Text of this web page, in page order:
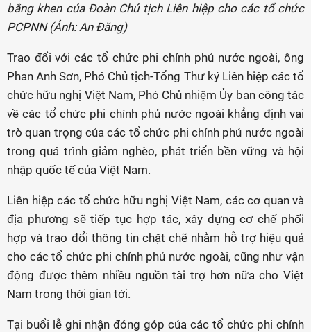
bằng khen của Đoàn Chủ tịch Liên hiệp cho các tổ chức
PCPNN (Ảnh: An Đăng)
Trao đổi với các tổ chức phi chính phủ nước ngoài, ông
Phan Anh Sơn, Phó Chủ tịch-Tổng Thư ký Liên hiệp các tổ
chức hữu nghị Việt Nam, Phó Chủ nhiệm Ủy ban công tác
về các tổ chức phi chính phủ nước ngoài khẳng định vai
trò quan trọng của các tổ chức phi chính phủ nước ngoài
trong quá trình giảm nghèo, phát triển bền vững và hội
nhập quốc tế của Việt Nam.
Liên hiệp các tổ chức hữu nghị Việt Nam, các cơ quan và
địa phương sẽ tiếp tục hợp tác, xây dựng cơ chế phối
hợp và trao đổi thông tin chặt chẽ nhằm hỗ trợ hiệu quả
cho các tổ chức phi chính phủ nước ngoài, cũng như vận
động được thêm nhiều nguồn tài trợ hơn nữa cho Việt
Nam trong thời gian tới.
Tại buổi lễ ghi nhận đóng góp của các tổ chức phi chính